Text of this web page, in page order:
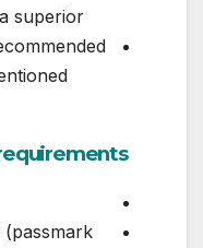
superior